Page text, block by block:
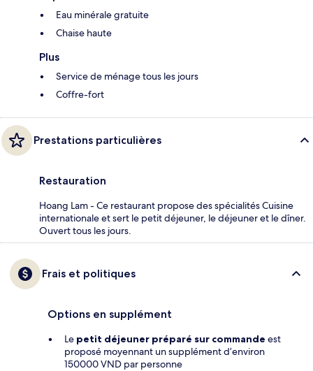
Eau minérale gratuite
Chaise haute
Plus
Service de ménage tous les jours
Coffre-fort
Prestations particulières
Restauration
Hoang Lam - Ce restaurant propose des spécialités Cuisine
internationale et sert le petit déjeuner, le déjeuner et le dîner.
Ouvert tous les jours.
Frais et politiques
Options en supplément
Le petit déjeuner préparé sur commande est
proposé moyennant un supplément d’environ
150000 VND par personne